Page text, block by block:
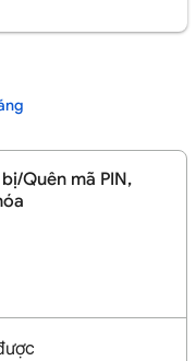
Quên mã PIN,